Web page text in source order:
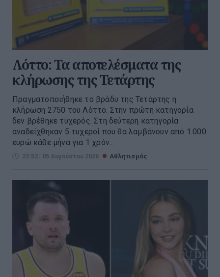
Λόττο: Τα αποτελέσματα της
κλήρωσης της Τετάρτης
Πραγματοποιήθηκε το βράδυ της Τετάρτης η
κλήρωση 2750 του Λόττο. Στην πρώτη κατηγορία
δεν βρέθηκε τυχερός. Στη δεύτερη κατηγορία
αναδείχθηκαν 5 τυχεροί που θα λαμβάνουν από 1.000
ευρώ κάθε μήνα για 1 χρόν...
22:52 | 05 Αυγούστου 2026 Αθλητισμός